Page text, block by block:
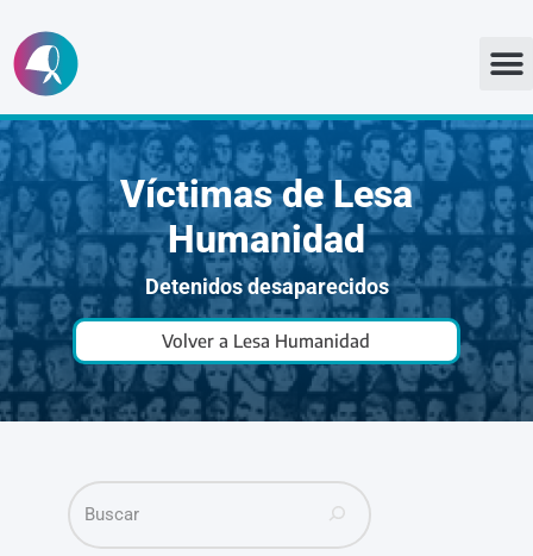
Ir
al
contenido
Víctimas de Lesa
Humanidad
Detenidos desaparecidos
Volver a Lesa Humanidad